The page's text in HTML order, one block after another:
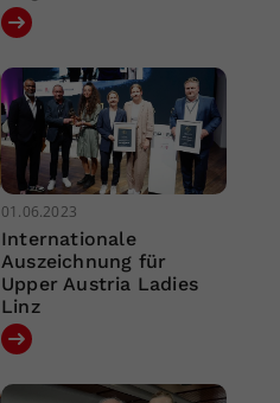
01.06.2023
Internationale
Auszeichnung für
Upper Austria Ladies
Linz